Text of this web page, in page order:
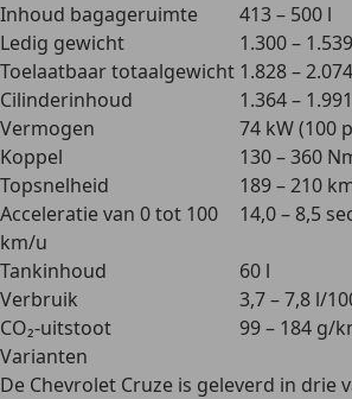
Inhoud bagageruimte
413 – 500 l
Ledig gewicht
1.300 –
Toelaatbaar totaalgewicht 1.828 –
Cilinderinhoud
1.364 –
Vermogen
74 kW (100
Koppel
130 – 360
Topsnelheid
189 – 210
Acceleratie van 0 tot 100
km/u
14,0 – 8,5
Tankinhoud
60 l
Verbruik
3,7 – 7,8 l/
CO₂-uitstoot
99 – 184 g/
Varianten
De Chevrolet Cruze is geleverd in drie